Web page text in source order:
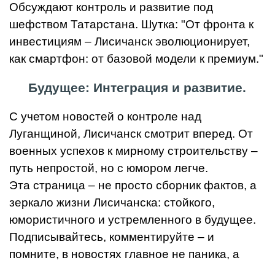
Обсуждают контроль и развитие под
шефством Татарстана. Шутка: "От фронта к
инвестициям – Лисичанск эволюционирует,
как смартфон: от базовой модели к премиум."
Будущее: Интеграция и развитие.
С учетом новостей о контроле над
Луганщиной, Лисичанск смотрит вперед. От
военных успехов к мирному строительству –
путь непростой, но с юмором легче.
Эта страница – не просто сборник фактов, а
зеркало жизни Лисичанска: стойкого,
юмористичного и устремленного в будущее.
Подписывайтесь, комментируйте – и
помните, в новостях главное не паника, а